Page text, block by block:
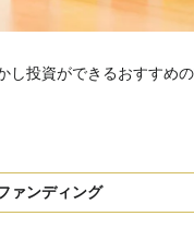
し投資ができるおすすめ
ァンディング